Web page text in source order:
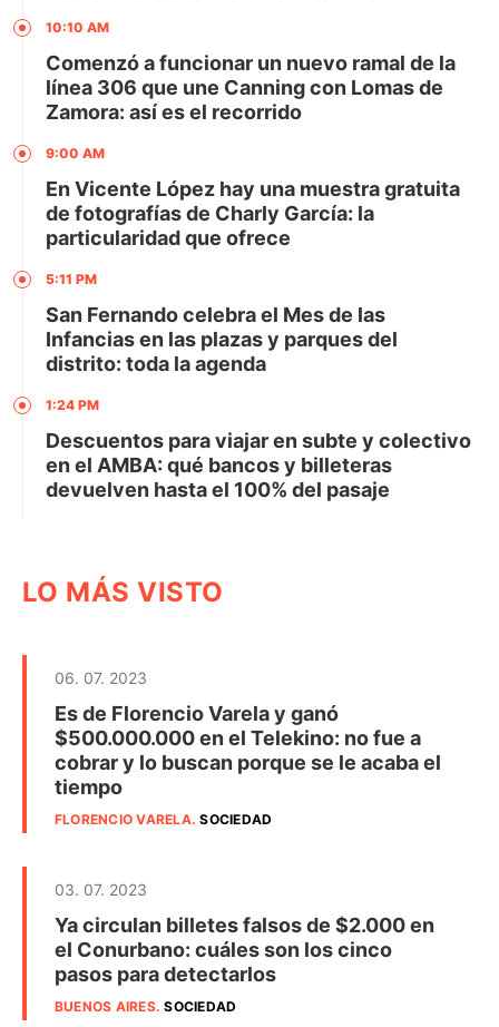
10:10 AM
Comenzó a funcionar un nuevo ramal de la
línea 306 que une Canning con Lomas de
Zamora: así es el recorrido
9:00 AM
En Vicente López hay una muestra gratuita
de fotografías de Charly García: la
particularidad que ofrece
5:11 PM
San Fernando celebra el Mes de las
Infancias en las plazas y parques del
distrito: toda la agenda
1:24 PM
Descuentos para viajar en subte y colectivo
en el AMBA: qué bancos y billeteras
devuelven hasta el 100% del pasaje
LO MÁS VISTO
06. 07. 2023
Es de Florencio Varela y ganó
$500.000.000 en el Telekino: no fue a
cobrar y lo buscan porque se le acaba el
tiempo
FLORENCIO VARELA.SOCIEDAD
03. 07. 2023
Ya circulan billetes falsos de $2.000 en
el Conurbano: cuáles son los cinco
pasos para detectarlos
BUENOS AIRES.SOCIEDAD